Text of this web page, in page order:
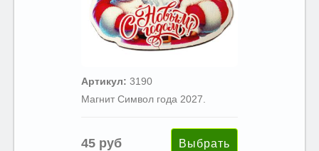
Артикул: 3190
Магнит Символ года 2027.
45 руб